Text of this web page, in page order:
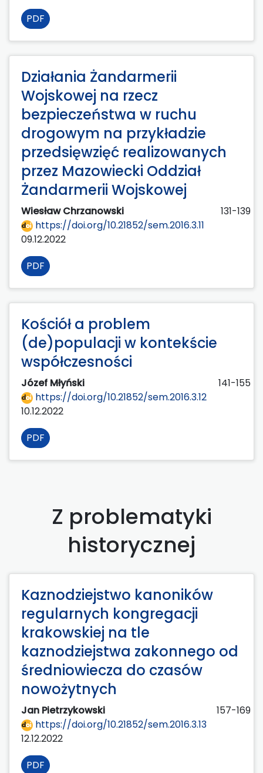
PDF
Działania Żandarmerii
Wojskowej na rzecz
bezpieczeństwa w ruchu
drogowym na przykładzie
przedsięwzięć realizowanych
przez Mazowiecki Oddział
Żandarmerii Wojskowej
Wiesław Chrzanowski
131-139
https://doi.org/10.21852/sem.2016.3.11
09.12.2022
PDF
Kościół a problem
(de)populacji w kontekście
współczesności
Józef Młyński
141-155
https://doi.org/10.21852/sem.2016.3.12
10.12.2022
PDF
Z problematyki
historycznej
Kaznodziejstwo kanoników
regularnych kongregacji
krakowskiej na tle
kaznodziejstwa zakonnego od
średniowiecza do czasów
nowożytnych
Jan Pietrzykowski
157-169
https://doi.org/10.21852/sem.2016.3.13
12.12.2022
PDF